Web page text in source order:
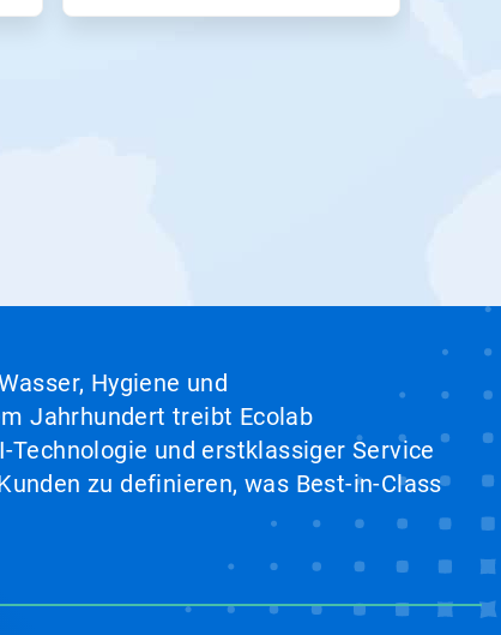
Hygiene und
Jahrhundert treibt Ecolab
und erstklassiger Service
zu definieren, was Best-in-Class